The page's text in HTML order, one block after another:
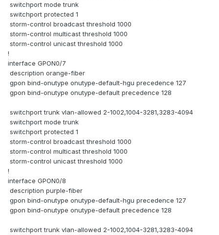
switchport mode trunk
switchport protected 1
storm-control broadcast threshold 1000
storm-control multicast threshold 1000
storm-control unicast threshold 1000
!
interface GPON0/7
description orange-fiber
gpon bind-onutype onutype-default-hgu precedence 127
gpon bind-onutype onutype-default precedence 128
switchport trunk vlan-allowed 2-1002,1004-3281,3283-4094
switchport mode trunk
switchport protected 1
storm-control broadcast threshold 1000
storm-control multicast threshold 1000
storm-control unicast threshold 1000
!
interface GPON0/8
description purple-fiber
gpon bind-onutype onutype-default-hgu precedence 127
gpon bind-onutype onutype-default precedence 128
switchport trunk vlan-allowed 2-1002,1004-3281,3283-4094